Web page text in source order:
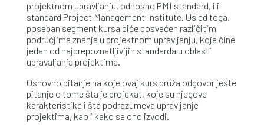
projektnom upravljanju, odnosno PMI standard, ili
standard Project Management Institute. Usled toga,
poseban segment kursa biće posvećen različitim
područjima znanja u projektnom upravljanju, koje čine
jedan od najprepoznatljivijih standarda u oblasti
upravaljanja projektima.
Osnovno pitanje na koje ovaj kurs pruža odgovor jeste
pitanje o tome šta je projekat, koje su njegove
karakteristike i šta podrazumeva upravljanje
projektima, kao i kako se ono izvodi.